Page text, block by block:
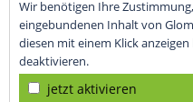
Wir benötigen Ihre
eingebundenen Inhalt von
diesen mit einem Klick
deaktivieren.
jetzt aktivieren